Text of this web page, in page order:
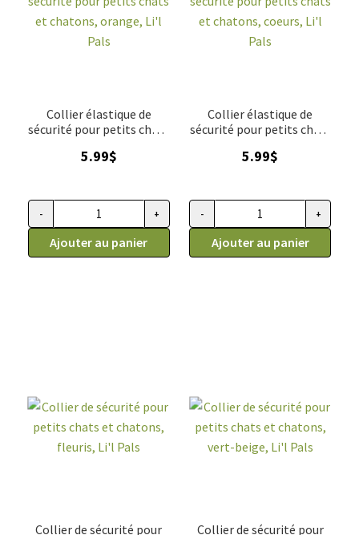
Collier élastique de
sécurité pour petits chats
Pals
5.99$
quantité de Collier élastique de sécurité pour petits chats
- +
Ajouter au panier
Collier élastique de
sécurité pour petits chats
Pals
5.99$
quantité de Collier élastique
- +
Ajouter au panier
Collier de sécurité pour
Collier de sécurité pour